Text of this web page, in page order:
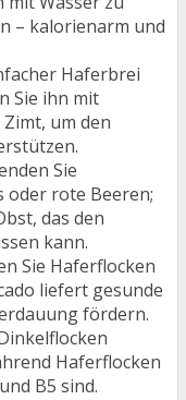
– kalorienarm und
Haferbrei
Sie ihn mit
um den
Sie
oder rote Beeren;
das den
kann.
Sie Haferflocken
liefert gesunde
fördern.
Haferflocken
B5 sind.